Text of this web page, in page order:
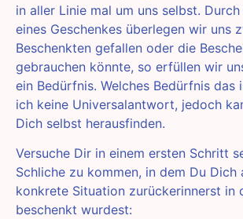
in aller Linie mal um uns selbst.
eines Geschenkes überlegen wir uns
Beschenkten gefallen oder die
gebrauchen könnte, so erfüllen wir
ein Bedürfnis. Welches Bedürfnis das
ich keine Universalantwort, jedoch
Dich selbst herausfinden.
Versuche Dir in einem ersten Schritt
Schliche zu kommen, in dem Du Dich
konkrete Situation zurückerinnerst in
beschenkt wurdest: